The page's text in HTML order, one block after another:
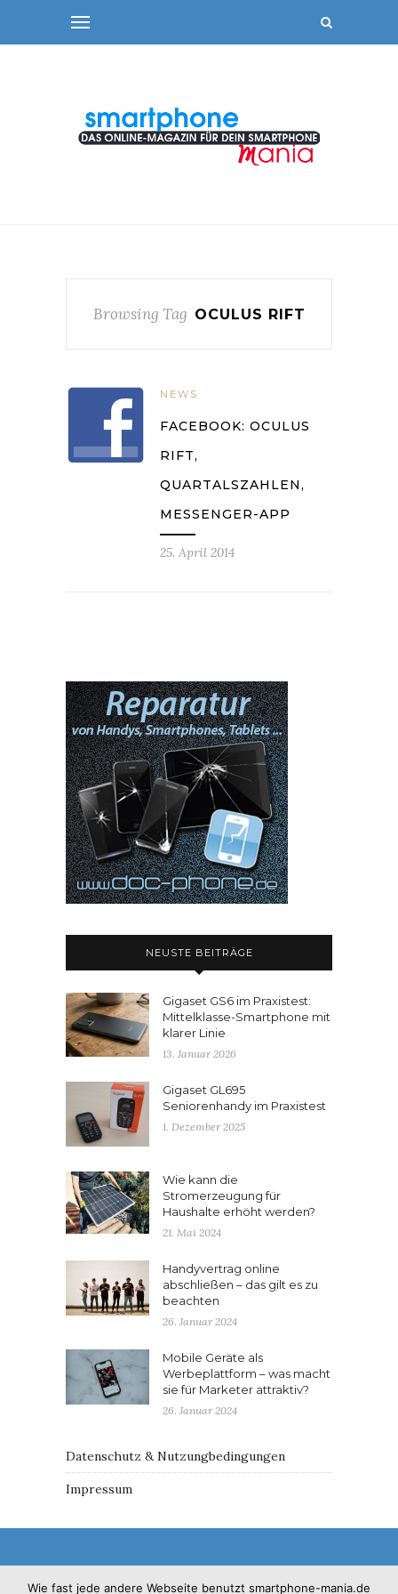
Browsing Tag OCULUS RIFT
NEWS
FACEBOOK: OCULUS
RIFT,
QUARTALSZAHLEN,
MESSENGER-APP
25. April 2014
NEUSTE BEITRÄGE
Gigaset GS6 im Praxistest:
Mittelklasse-Smartphone mit
klarer Linie
13. Januar 2026
Gigaset GL695
Seniorenhandy im Praxistest
1. Dezember 2025
Wie kann die
Stromerzeugung für
Haushalte erhöht werden?
21. Mai 2024
Handyvertrag online
abschließen – das gilt es zu
beachten
26. Januar 2024
Mobile Geräte als
Werbeplattform – was macht
sie für Marketer attraktiv?
26. Januar 2024
Datenschutz & Nutzungbedingungen
Impressum
Wie fast jede andere Webseite benutzt smartphone-mania.de